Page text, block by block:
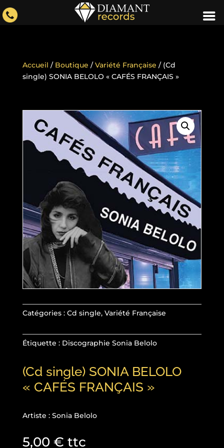
Accueil / Boutique /Variété Française / (Cd
single) SONIA BELOLO « CAFÉS FRANÇAIS »
Catégories : Cd single, Variété Française
Étiquette : Discographie Sonia Belolo
(Cd single) SONIA BELOLO
« CAFÉS FRANÇAIS »
Artiste : Sonia Belolo
5,00 € ttc